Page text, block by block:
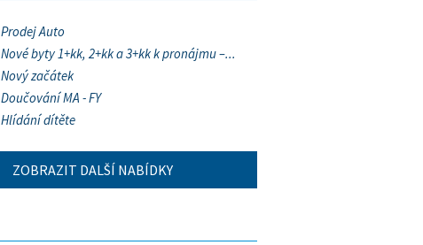
Prodej Auto
Nové byty 1+kk, 2+kk a 3+kk k pronájmu –...
Nový začátek
Doučování MA - FY
Hlídání dítěte
ZOBRAZIT DALŠÍ NABÍDKY